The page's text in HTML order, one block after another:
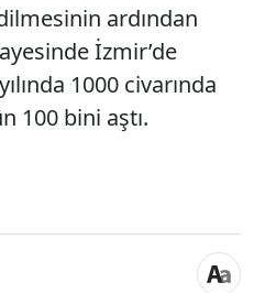
ardından
İzmir’de
1000 civarında
100 bini aştı.